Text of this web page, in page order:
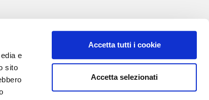
e
sito
Accetta tutti i cookie
Accetta selezionati